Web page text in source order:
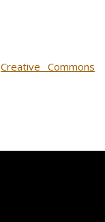
Creative Commons